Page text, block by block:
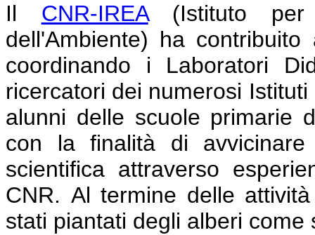
Il CNR-IREA(Istituto per il
dell'Ambiente) ha
coordinando i Laboratori
ricercatori dei numerosi
alunni delle scuole primarie
con la finalità di
scientifica attraverso
CNR. Al termine delle
stati piantati degli alberi